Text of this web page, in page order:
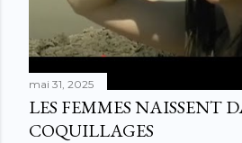
mai 31, 2025
LES FEMMES NAISSENT
COQUILLAGES